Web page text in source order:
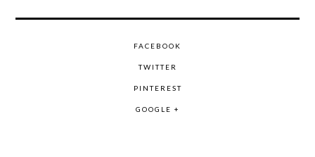
FACEBOOK
TWITTER
PINTEREST
GOOGLE +